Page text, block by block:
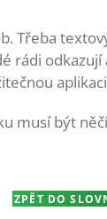
Třeba
rádi
musí být
ZPĚT DO